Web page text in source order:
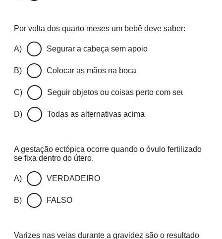
Por volta dos quarto meses um bebê deve saber:
A) Segurar a cabeça sem apoio
B) Colocar as mãos na boca
C) Seguir objetos ou coisas perto com seus olhos
D) Todas as alternativas acima
A gestação ectópica ocorre quando o óvulo fertilizado
se fixa dentro do útero.
A) VERDADEIRO
B) FALSO
Varizes nas veias durante a gravidez são o resultado